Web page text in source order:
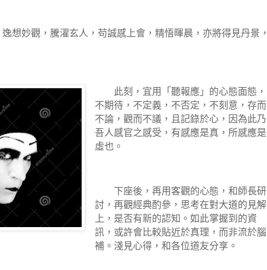
想妙觀，騰濯玄人，苟誠感上會，精悟暉晨，亦將得見丹景，
此刻，宜用「聽報應」的心態面態，
不期待，不定義，不否定，不刻意，存而
不論，觀而不議，且記錄於心，因為此乃
吾人感官之感受，有感應是真，所感應是
虛也。
下座後，再用客觀的心態，和師長研
討，再觀經典酌參，思考在對大道的見解
上，是否有新的認知。如此掌握到的資
訊，或許會比較貼近於真理，而非流於腦
補。淺見心得，和各位道友分享。